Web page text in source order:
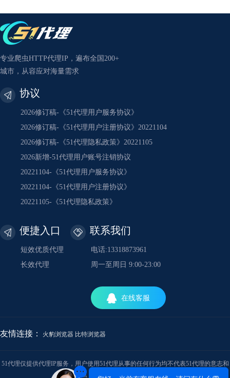
专业爬虫HTTP代理IP，遍布全国200+
城市，从容应对海量需求
协议
2026修订稿-《51代理用户服务协议》
2026修订稿-《51代理用户注册协议》20221104
2026修订稿-《51代理隐私政策》20221105
2026新增-51代理用户账号注销协议
20221104-《51代理用户服务协议》
20221104-《51代理用户注册协议》
20221105-《51代理隐私政策》
便捷入口
短效优质代理
长效代理
联系我们
电话:13318873961
周一至周日 9:00-23:00
在线客服
友情连接： 火豹浏览器 比特浏览器
51代理仅提供代理IP服务，用户使用51代理从事的任何行为均不代表51代理的意志和
观点，与51代理的立场无关。